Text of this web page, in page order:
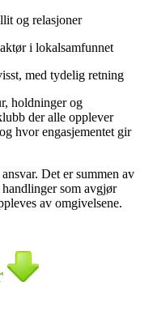
og relasjoner
i lokalsamfunnet
med tydelig retning
holdninger og
der alle opplever
hvor engasjementet gir
Det er summen av
som avgjør
av omgivelsene.